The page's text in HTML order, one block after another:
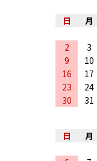
日
月
2
3
9
10
16
17
23
24
30
31
日
月